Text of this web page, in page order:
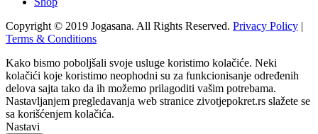
Copyright © 2019 Jogasana. All Rights Reserved. Privacy Policy |
Terms & Conditions
Kako bismo poboljšali svoje usluge koristimo kolačiće. Neki
kolačići koje koristimo neophodni su za funkcionisanje određenih
delova sajta tako da ih možemo prilagoditi vašim potrebama.
Nastavljanjem pregledavanja web stranice zivotjepokret.rs slažete se
sa korišćenjem kolačića.
Nastavi